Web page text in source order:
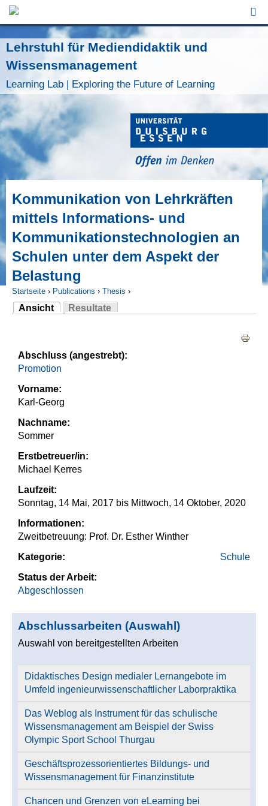
Jump to Navigation
Lehrstuhl für Mediendidaktik und
Wissensmanagement
Learning Lab | Exploring the Future of Learning
Kommunikation von Lehrkräften
mittels Informations- und
Kommunikationstechnologien an
Schulen unter dem Aspekt der
Belastung
Sie sind hier
Startseite › Publications › Thesis ›
Ansicht
(aktiver Reiter)
Resultate
Abschluss (angestrebt):
Promotion
Vorname:
Karl-Georg
Nachname:
Sommer
Erstbetreuer/in:
Michael Kerres
Laufzeit:
Sonntag, 14 Mai, 2017 bis Mittwoch, 14 Oktober, 2020
Informationen:
Zweitbetreuung: Prof. Dr. Esther Winther
Kategorie:
Schule
Status der Arbeit:
Abgeschlossen
Abschlussarbeiten (Auswahl)
Auswahl von bereitgestellten Arbeiten
Didaktisches Design medialer Lernangebote im
Umfeld ingenieurwissenschaftlicher Laborpraktika
Das Weblog als Instrument für das schulische
Wissensmanagement am Beispiel der Swiss
Olympic Sport School Thurgau
Geschäftsprozessorientiertes Bildungs- und
Wissensmanagement für Finanzinstitute
Chancen und Grenzen von eLearning bei